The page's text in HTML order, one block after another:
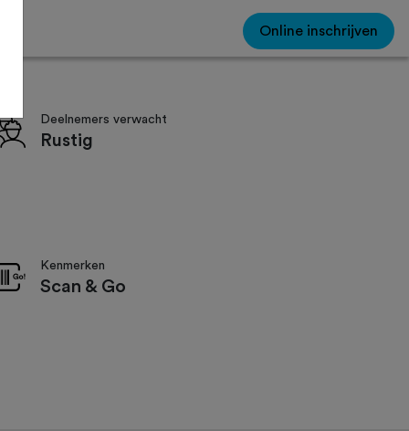
Online inschrijven
Deelnemers verwacht
Rustig
Kenmerken
Scan & Go